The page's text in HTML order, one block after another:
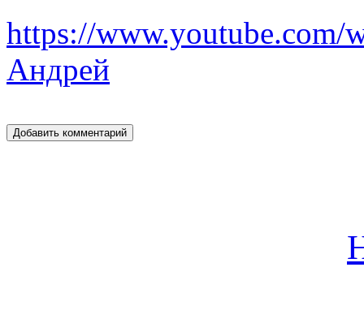
https://www.youtube.com/
Андрей